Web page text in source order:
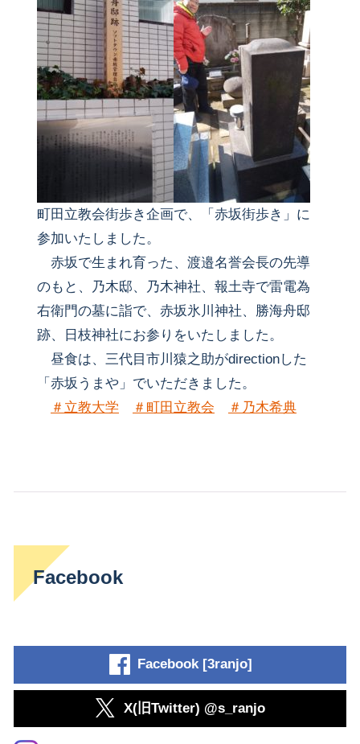
町田立教会街歩き企画で、「赤坂街歩き」に
参加いたしました。
赤坂で生まれ育った、渡邉名誉会長の先導
のもと、乃木邸、乃木神社、報土寺で雷電為
右衛門の墓に詣で、赤坂氷川神社、勝海舟邸
跡、日枝神社にお参りをいたしました。
昼食は、三代目市川猿之助がdirectionした
「赤坂うまや」でいただきました。
＃ 立教大学 ＃ 町田立教会 ＃ 乃木希典
Facebook
Facebook [3ranjo]
X(旧Twitter) @s_ranjo